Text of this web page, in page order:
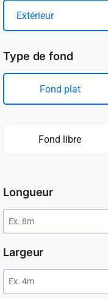
Extérieur
Type de fond
Fond plat
Fond libre
Longueur
Largeur